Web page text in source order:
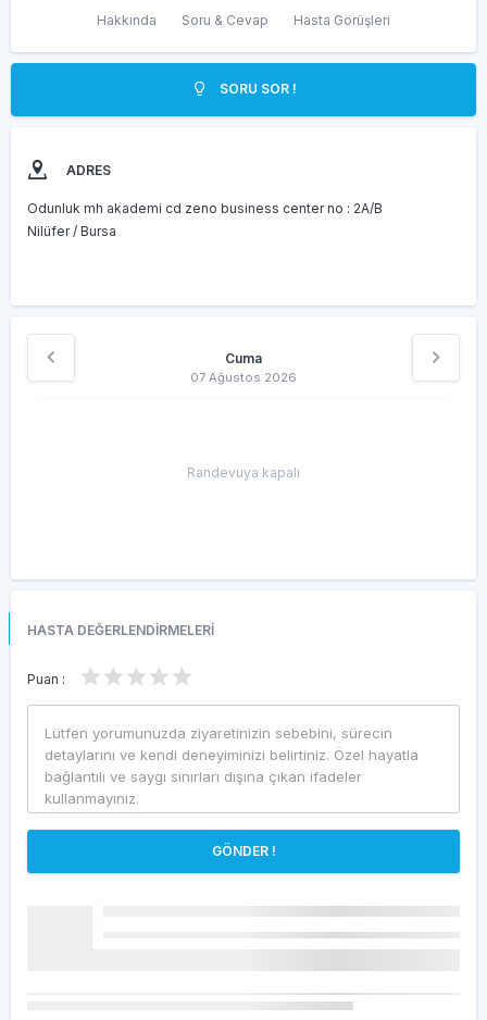
Hakkında Soru & Cevap Hasta Görüşleri
SORU SOR !
ADRES
Odunluk mh akademi cd zeno business center no : 2A/B
Nilüfer / Bursa
Cuma
07 Ağustos 2026
Randevuya kapalı
HASTA DEĞERLENDİRMELERİ
Puan :
GÖNDER !